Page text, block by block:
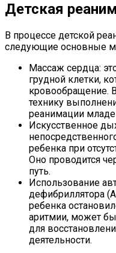
Детская
В процессе детской
следующие основные
Массаж сердца:
грудной клетки,
кровообращение.
технику
реанимации
Искусственное
ребенка при
Оно проводится
путь.
Использование
дефибриллятора
ребенка
аритмии, может
для
деятельности.